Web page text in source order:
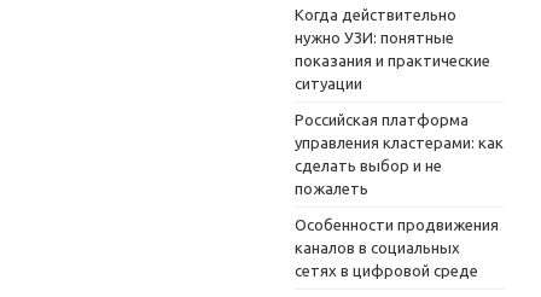
Когда действительно
нужно УЗИ: понятные
показания и практические
ситуации
Российская платформа
управления кластерами: как
сделать выбор и не
пожалеть
Особенности продвижения
каналов в социальных
сетях в цифровой среде